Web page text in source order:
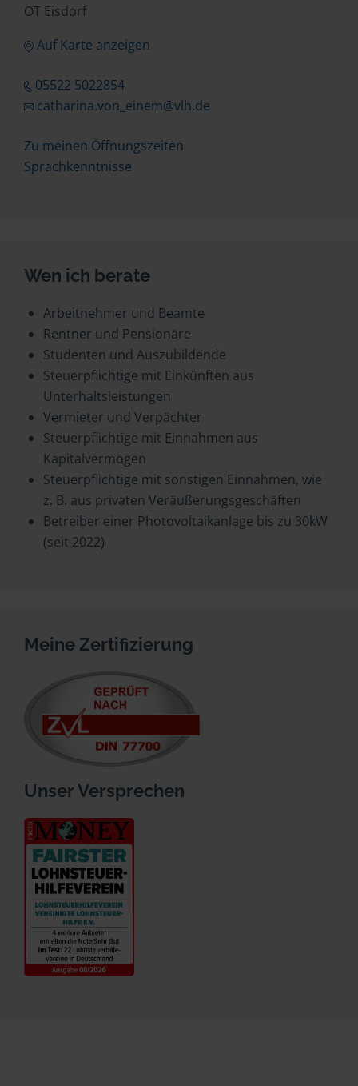
OT Eisdorf
Auf Karte anzeigen
05522 5022854
catharina.von_einem@vlh.de
Zu meinen Öffnungszeiten
Sprachkenntnisse
Wen ich berate
Arbeitnehmer und Beamte
Rentner und Pensionäre
Studenten und Auszubildende
Steuerpflichtige mit Einkünften aus
Unterhaltsleistungen
Vermieter und Verpächter
Steuerpflichtige mit Einnahmen aus
Kapitalvermögen
Steuerpflichtige mit sonstigen Einnahmen, wie
z. B. aus privaten Veräußerungsgeschäften
Betreiber einer Photovoltaikanlage bis zu 30kW
(seit 2022)
Meine Zertifizierung
Unser Versprechen